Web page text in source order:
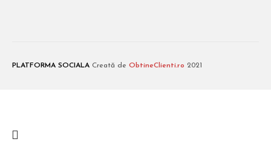
PLATFORMA SOCIALA Creată de ObtineClienti.ro 2021